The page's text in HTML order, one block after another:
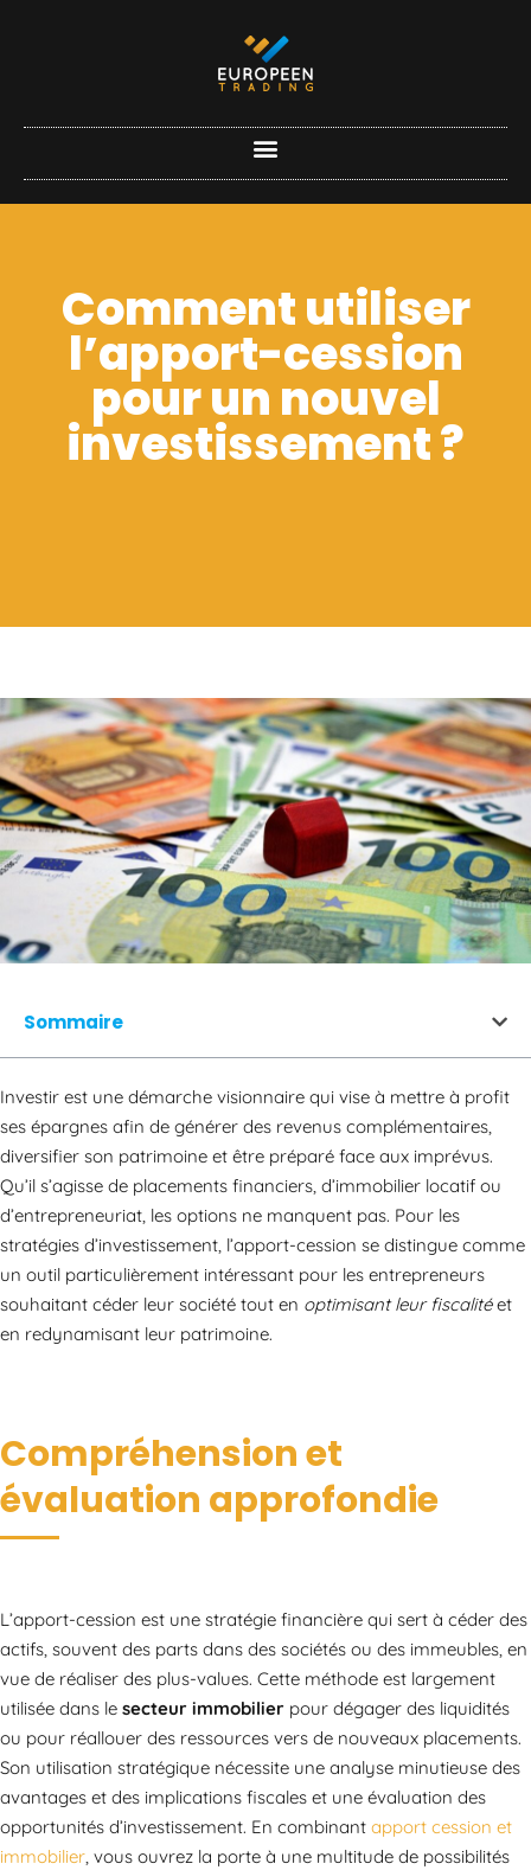
Comment utiliser
l’apport-cession
pour un nouvel
investissement ?
Sommaire
Investir est une démarche visionnaire qui vise à mettre à profit
ses épargnes afin de générer des revenus complémentaires,
diversifier son patrimoine et être préparé face aux imprévus.
Qu’il s’agisse de placements financiers, d’immobilier locatif ou
d’entrepreneuriat, les options ne manquent pas. Pour les
stratégies d’investissement, l’apport-cession se distingue comme
un outil particulièrement intéressant pour les entrepreneurs
souhaitant céder leur société tout en optimisant leur fiscalitéet
en redynamisant leur patrimoine.
Compréhension et
évaluation approfondie
L’apport-cession est une stratégie financière qui sert à céder des
actifs, souvent des parts dans des sociétés ou des immeubles, en
vue de réaliser des plus-values. Cette méthode est largement
utilisée dans le secteur immobilier pour dégager des liquidités
ou pour réallouer des ressources vers de nouveaux placements.
Son utilisation stratégique nécessite une analyse minutieuse des
avantages et des implications fiscales et une évaluation des
opportunités d’investissement. En combinant apport cession et
immobilier, vous ouvrez la porte à une multitude de possibilités